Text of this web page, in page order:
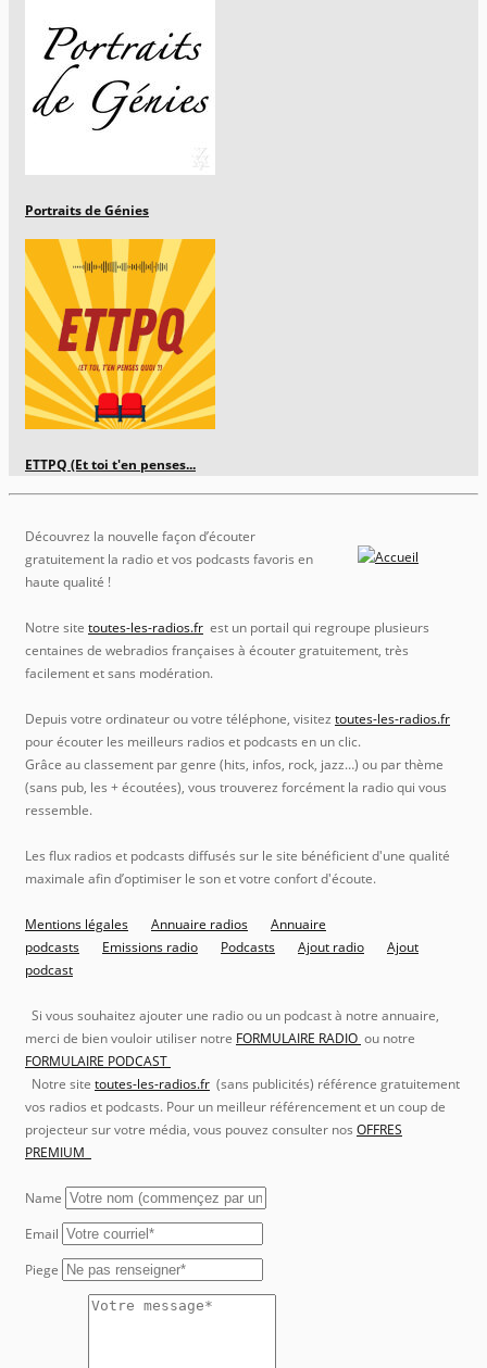
Portraits de Génies
ETTPQ (Et toi t'en penses...
Découvrez la nouvelle façon d’écouter
gratuitement la radio et vos podcasts favoris en
haute qualité !
Notre site toutes-les-radios.fr est un portail qui regroupe plusieurs
centaines de webradios françaises à écouter gratuitement, très
facilement et sans modération.
Depuis votre ordinateur ou votre téléphone, visitez toutes-les-radios.fr
pour écouter les meilleurs radios et podcasts en un clic.
Grâce au classement par genre (hits, infos, rock, jazz…) ou par thème
(sans pub, les + écoutées), vous trouverez forcément la radio qui vous
ressemble.
Les flux radios et podcasts diffusés sur le site bénéficient d'une qualité
maximale afin d’optimiser le son et votre confort d'écoute.
Mentions légales Annuaire radios
Annuaire
podcasts
Emissions radio Podcasts Ajout radio
Ajout
podcast
Si vous souhaitez ajouter une radio ou un podcast à notre annuaire,
merci de bien vouloir utiliser notre FORMULAIRE RADIO ou notre
FORMULAIRE PODCAST
Notre site toutes-les-radios.fr (sans publicités) référence gratuitement
vos radios et podcasts. Pour un meilleur référencement et un coup de
projecteur sur votre média, vous pouvez consulter nos OFFRES
PREMIUM
Name
Email
Piege